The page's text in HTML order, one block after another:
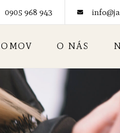
0905 968 943
O NÁS